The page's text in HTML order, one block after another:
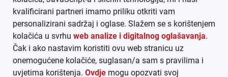
DATENSCHUTZ
MEDIADATEN
ARHIVA (PDF)
kvalificirani partneri imamo priliku otkriti vam
personalizirani sadržaj i oglase. Slažem se s korištenjem
kolačića u svrhu web analize i digitalnog oglašavanja.
Čak i ako nastavim koristiti ovu web stranicu uz
onemogućene kolačiće, suglasan/a sam s pravilima i
uvjetima korištenja. Ovdje mogu opozvati svoj